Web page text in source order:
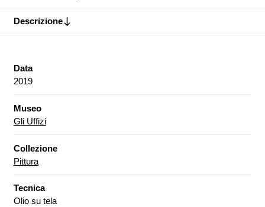
Descrizione
Data
2019
Museo
Gli Uffizi
Collezione
Pittura
Tecnica
Olio su tela